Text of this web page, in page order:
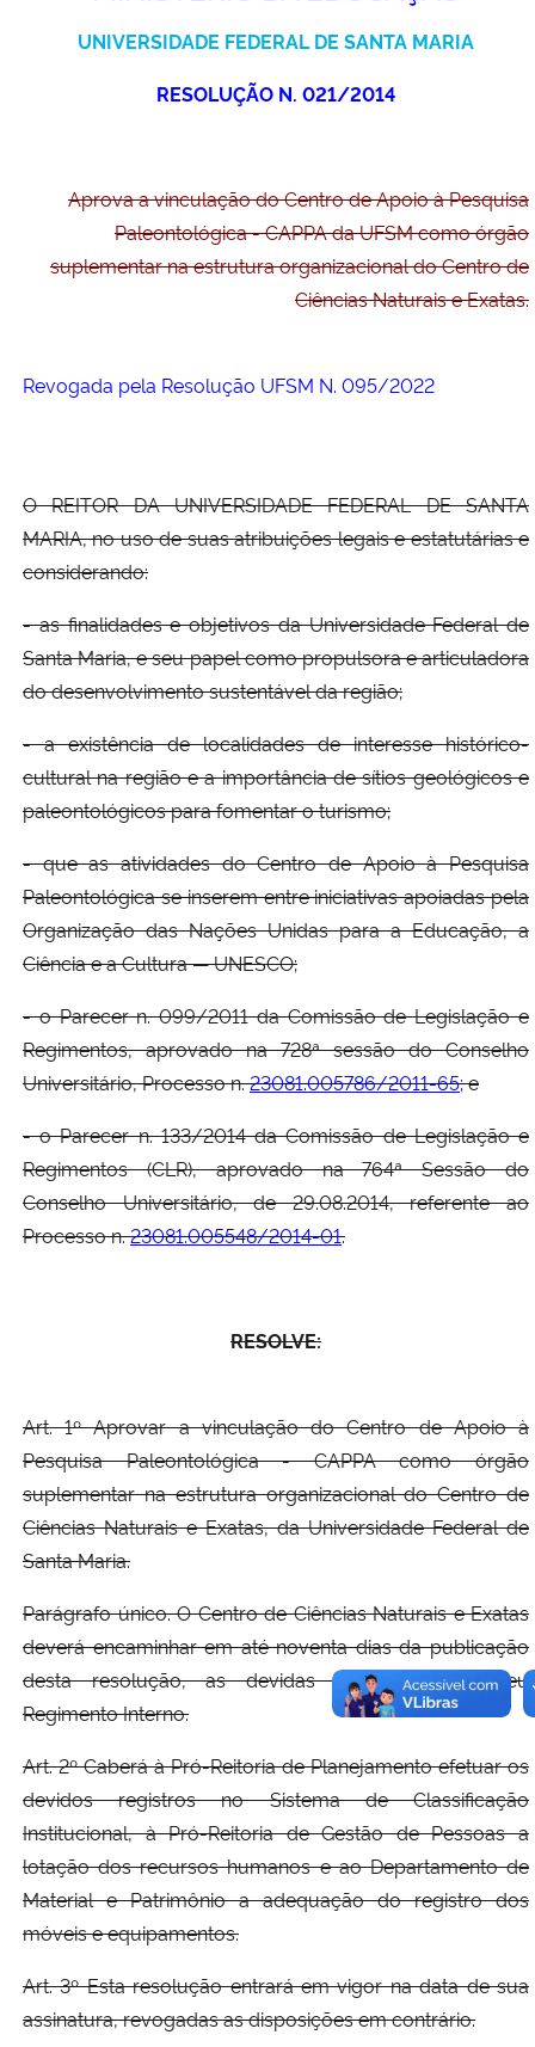
Ministério da Ciência, Tecnologia, Inovações e Comunicações
Ministério do Meio Ambiente
Ministério do Desenvolvimento Regional
Secretaria de Governo
Advocacia-Geral da União
Planalto
UNIVERSIDADE FEDERAL DE SANTA MARIA
RESOLUÇÃO N. 021/2014
Aprova a vinculação do Centro de Apoio à Pesquisa
Paleontológica - CAPPA da UFSM como órgão
suplementar na estrutura organizacional do Centro de
Ciências Naturais e Exatas.
Revogada pela Resolução UFSM N. 095/2022
O REITOR DA UNIVERSIDADE FEDERAL DE SANTA
MARIA, no uso de suas atribuições legais e estatutárias e
considerando:
- as finalidades e objetivos da Universidade Federal de
Santa Maria, e seu papel como propulsora e articuladora
do desenvolvimento sustentável da região;
- a existência de localidades de interesse histórico-
cultural na região e a importância de sítios geológicos e
paleontológicos para fomentar o turismo;
- que as atividades do Centro de Apoio à Pesquisa
Paleontológica se inserem entre iniciativas apoiadas pela
Organização das Nações Unidas para a Educação, a
Ciência e a Cultura — UNESCO;
- o Parecer n. 099/2011 da Comissão de Legislação e
Regimentos, aprovado na 728ª sessão do Conselho
Universitário, Processo n.23081.005786/2011-65; e
- o Parecer n. 133/2014 da Comissão de Legislação e
Regimentos (CLR), aprovado na 764ª Sessão do
Conselho Universitário, de 29.08.2014, referente ao
Processo n.23081.005548/2014-01.
RESOLVE:
Art. 1º Aprovar a vinculação do Centro de Apoio à
Pesquisa Paleontológica - CAPPA como órgão
suplementar na estrutura organizacional do Centro de
Ciências Naturais e Exatas, da Universidade Federal de
Santa Maria.
Parágrafo único. O Centro de Ciências Naturais e Exatas
deverá encaminhar em até noventa dias da publicação
desta resolução, as devidas alterações em seu
Regimento Interno.
Art. 2º Caberá à Pró-Reitoria de Planejamento efetuar os
devidos registros no Sistema de Classificação
Institucional, à Pró-Reitoria de Gestão de Pessoas a
lotação dos recursos humanos e ao Departamento de
Material e Patrimônio a adequação do registro dos
móveis e equipamentos.
Art. 3º Esta resolução entrará em vigor na data de sua
assinatura, revogadas as disposições em contrário.